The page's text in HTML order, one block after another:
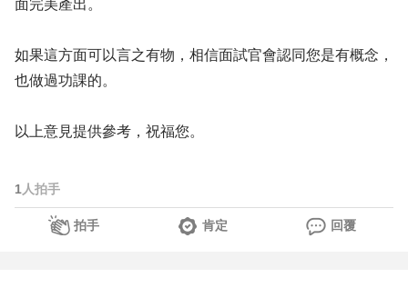
面完美產出。
如果這方面可以言之有物，相信面試官會認同您是有概念，
也做過功課的。
以上意見提供參考，祝福您。
1 人拍手
拍手 肯定 回覆